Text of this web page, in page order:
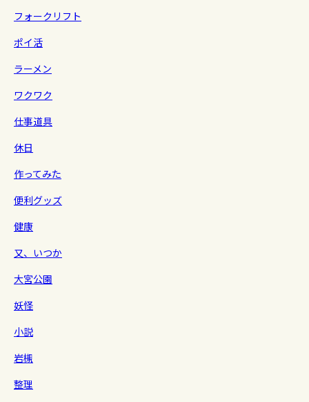
フォークリフト
ポイ活
ラーメン
ワクワク
仕事道具
休日
作ってみた
便利グッズ
健康
又、いつか
大宮公園
妖怪
小説
岩槻
整理